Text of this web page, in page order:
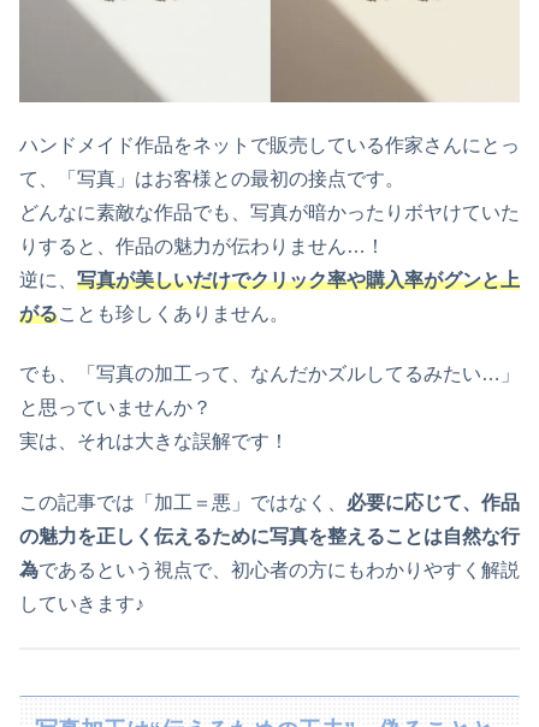
ハンドメイド作品をネットで販売している作家さんにとっ
て、「写真」はお客様との最初の接点です。
どんなに素敵な作品でも、写真が暗かったりボヤけていた
りすると、作品の魅力が伝わりません…！
逆に、 写真が美しいだけでクリック率や購入率がグンと上
がることも珍しくありません。
でも、「写真の加工って、なんだかズルしてるみたい…」
と思っていませんか？
実は、それは大きな誤解です！
この記事では「加工＝悪」ではなく、 必要に応じて、作品
の魅力を正しく伝えるために写真を整えることは自然な行
為であるという視点で、初心者の方にもわかりやすく解説
していきます♪